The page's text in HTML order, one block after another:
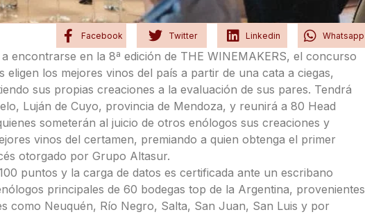
Facebook Twitter Linkedin Whatsapp
encontrarse en la 8ª edición de THE WINEMAKERS, el concurso
los mejores vinos del país a partir de una cata a ciegas,
sus propias creaciones a la evaluación de sus pares. Tendrá
Luján de Cuyo, provincia de Mendoza, y reunirá a 80 Head
someterán al juicio de otros enólogos sus creaciones y
vinos del certamen, premiando a quien obtenga el primer
otorgado por Grupo Altasur.
puntos y la carga de datos es certificada ante un escribano
principales de 60 bodegas top de la Argentina, provenientes
como Neuquén, Río Negro, Salta, San Juan, San Luis y por